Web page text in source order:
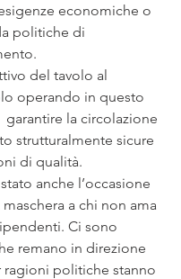
economiche o
politiche di
del tavolo al
operando in questo
garantire la circolazione
strutturalmente sicure
di qualità.
anche l’occasione
a chi non ama
Ci sono
remano in direzione
politiche stanno